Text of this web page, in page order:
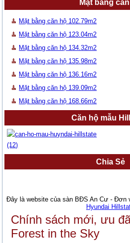
Mặt bằng
Mặt bằng căn hộ 102.79m2
Mặt bằng căn hộ 123.04m2
Mặt bằng căn hộ 134.32m2
Mặt bằng căn hộ 135.98m2
Mặt bằng căn hộ 136.16m2
Mặt bằng căn hộ 139.09m2
Mặt bằng căn hộ 168.66m2
Căn hộ mẫu
Chia Sẻ
Đây là website của sàn BĐS An Cư - Đơn
Hyundai
Chính sách mới, ưu
Forest in the Sky